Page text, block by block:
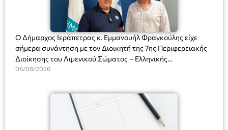
Ο Δήμαρχος Ιεράπετρας κ. Εμμανουήλ Φραγκούλης είχε
σήμερα συνάντηση με τον Διοικητή της 7ης Περιφερειακής
Διοίκησης του Λιμενικού Σώματος – Ελληνικής
Ακτοφυλακής (Λ.Σ.-ΕΛ.ΑΚΤ.), Αρχιπλοίαρχο Λ.Σ. κ. Ιωάννη
06/08/2026